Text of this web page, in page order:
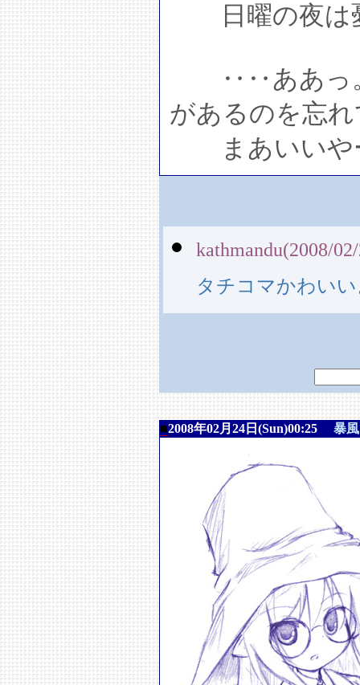
日曜の夜は
‥‥ああっ。
があるのを忘
まあいいや
kathmandu(2008/
タチコマかわい
■2008年02月24日(Sun)00:25 暴